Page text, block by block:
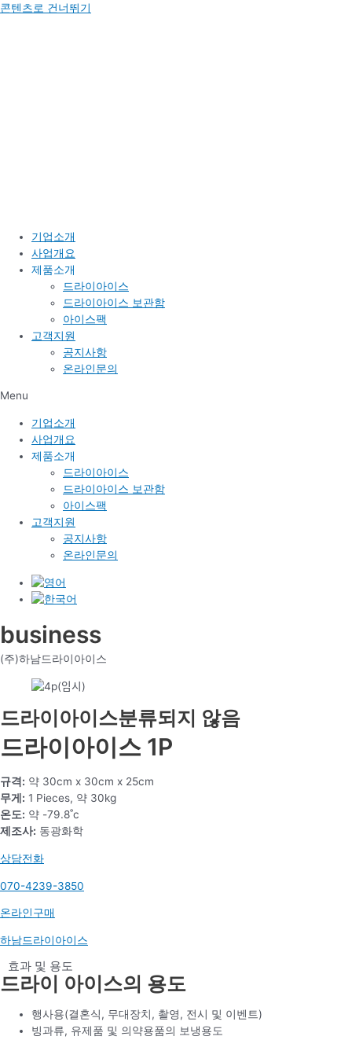
콘텐츠로 건너뛰기
기업소개
사업개요
제품소개
드라이아이스
드라이아이스 보관함
아이스팩
고객지원
공지사항
온라인문의
Menu
기업소개
사업개요
제품소개
드라이아이스
드라이아이스 보관함
아이스팩
고객지원
공지사항
온라인문의
business
(주)하남드라이아이스
드라이아이스분류되지 않음
드라이아이스 1P
규격: 약 30cm x 30cm x 25cm
무게: 1 Pieces, 약 30kg
온도: 약 -79.8˚c
제조사: 동광화학
상담전화
070-4239-3850
온라인구매
하남드라이아이스
효과 및 용도
드라이 아이스의 용도
행사용(결혼식, 무대장치, 촬영, 전시 및 이벤트)
빙과류, 유제품 및 의약용품의 보냉용도